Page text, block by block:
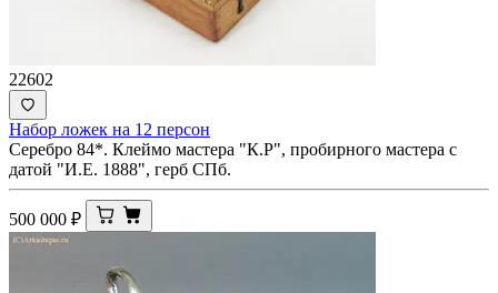
22602
Набор ложек на 12 персон
Серебро 84*. Клеймо мастера "К.Р", пробирного мастера с
датой "И.Е. 1888", герб СПб.
500 000 ₽